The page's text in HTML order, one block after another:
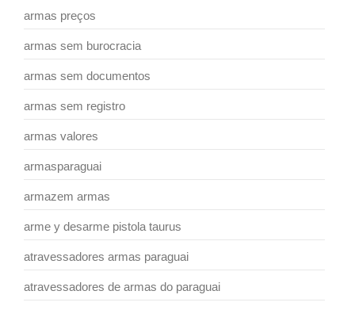
armas preços
armas sem burocracia
armas sem documentos
armas sem registro
armas valores
armasparaguai
armazem armas
arme y desarme pistola taurus
atravessadores armas paraguai
atravessadores de armas do paraguai